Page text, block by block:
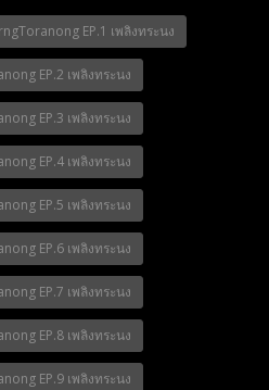
Mani Nakha Ep.14
EP.1 เพลิงทระนง
EP.2 เพลิงทระนง
EP.3 เพลิงทระนง
EP.4 เพลิงทระนง
EP.5 เพลิงทระนง
EP.6 เพลิงทระนง
EP.7 เพลิงทระนง
EP.8 เพลิงทระนง
EP.9 เพลิงทระนง